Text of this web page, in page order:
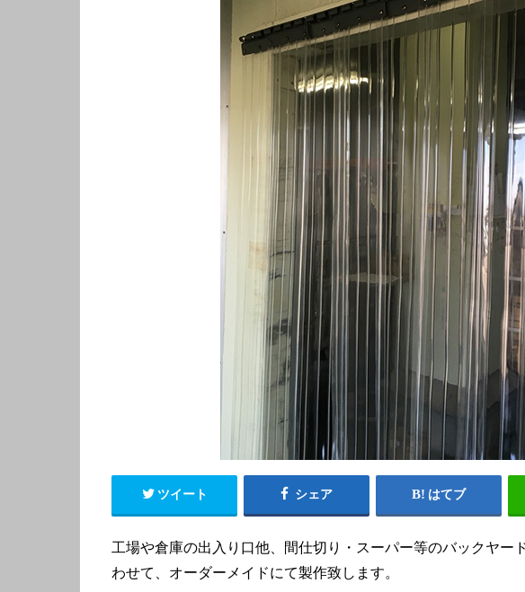
ツイート シェア はてブ
工場や倉庫の出入り口他、間仕切り・スーパー等のバックヤー
わせて、オーダーメイドにて製作致します。